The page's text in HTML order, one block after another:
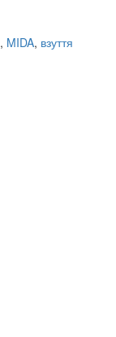
, MIDA, взуття